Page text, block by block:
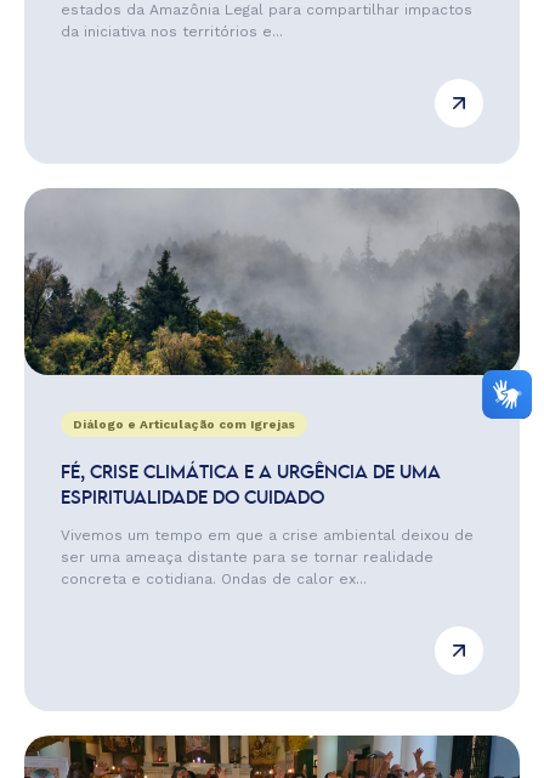
estados da Amazônia Legal para compartilhar impactos
da iniciativa nos territórios e...
Diálogo e Articulação com Igrejas
FÉ, CRISE CLIMÁTICA E A URGÊNCIA DE UMA
ESPIRITUALIDADE DO CUIDADO
Vivemos um tempo em que a crise ambiental deixou de
ser uma ameaça distante para se tornar realidade
concreta e cotidiana. Ondas de calor ex...